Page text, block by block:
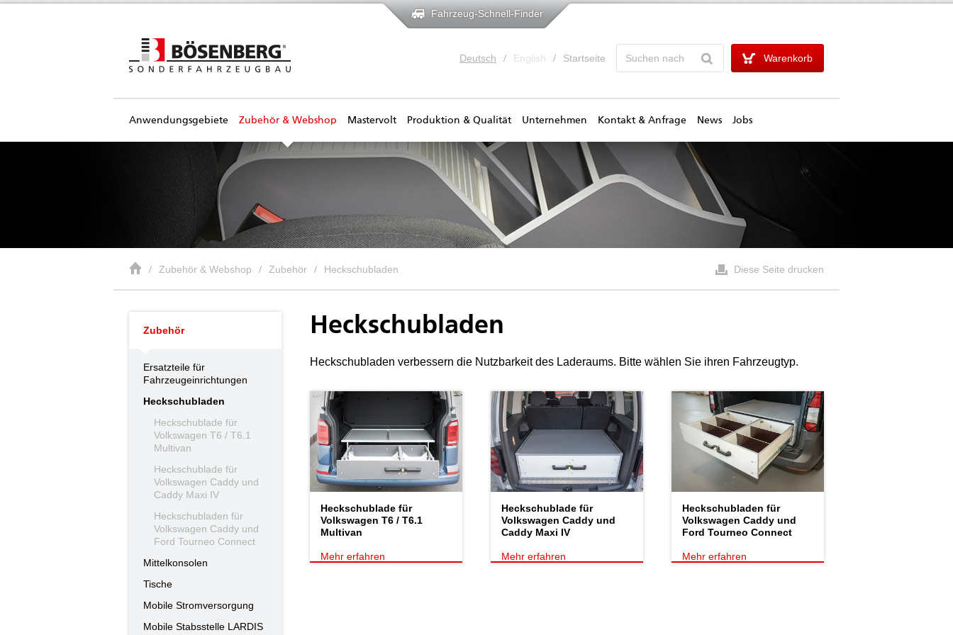
Fahrzeug-Schnell-Finder
Warenkorb
Deutsch English Startseite
Anwendungsgebiete Zubehör & Webshop Mastervolt Produktion & Qualität Unternehmen Kontakt & Anfrage News Jobs
Zubehör & Webshop Zubehör Heckschubladen Diese Seite drucken
Zubehör
Ersatzteile für
Fahrzeugeinrichtungen
Heckschubladen
Heckschublade für
Volkswagen T6 / T6.1
Multivan
Heckschublade für
Volkswagen Caddy und
Caddy Maxi IV
Heckschubladen für
Volkswagen Caddy und
Ford Tourneo Connect
Mittelkonsolen
Tische
Mobile Stromversorgung
Mobile Stabsstelle LARDIS
Heckschubladen
Heckschubladen verbessern die Nutzbarkeit des Laderaums. Bitte wählen Sie ihren Fahrzeugtyp.
Heckschublade für
Volkswagen T6 / T6.1
Multivan
Mehr erfahren
Heckschublade für
Volkswagen Caddy und
Caddy Maxi IV
Mehr erfahren
Heckschubladen für
Volkswagen Caddy und
Ford Tourneo Connect
Mehr erfahren